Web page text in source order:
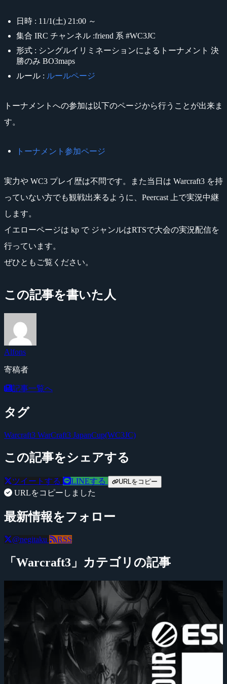
日時 : 11/1(土) 21:00 ～
集合 IRC チャンネル :friend 系 #WC3JC
形式 : シングルイリミネーションによるトーナメント 決
勝のみ BO3maps
ルール : ルールページ
トーナメントへの参加は以下のページから行うことが出来ま
す。
トーナメント参加ページ
実力や WC3 プレイ歴は不問です。また当日は Warcraft3 を持
っていない方でも観戦出来るように、Peercast 上で実況中継
します。
イエローページは kp で ジャンルはRTSで大会の実況配信を
行っています。
ぜひともご覧ください。
この記事を書いた人
Alfons
寄稿者
記事一覧へ
タグ
Warcraft3 WarCraft3 JapanCup(WC3JC)
この記事をシェアする
ツイートする LINEする URLをコピー
URLをコピーしました
最新情報をフォロー
@negitaku RSS
「Warcraft3」カテゴリの記事